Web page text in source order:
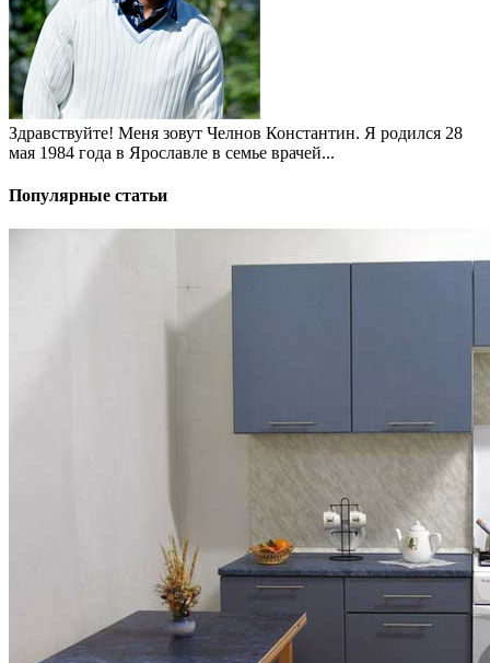
Здравствуйте! Меня зовут Челнов Константин. Я родился 28
мая 1984 года в Ярославле в семье врачей...
Популярные статьи